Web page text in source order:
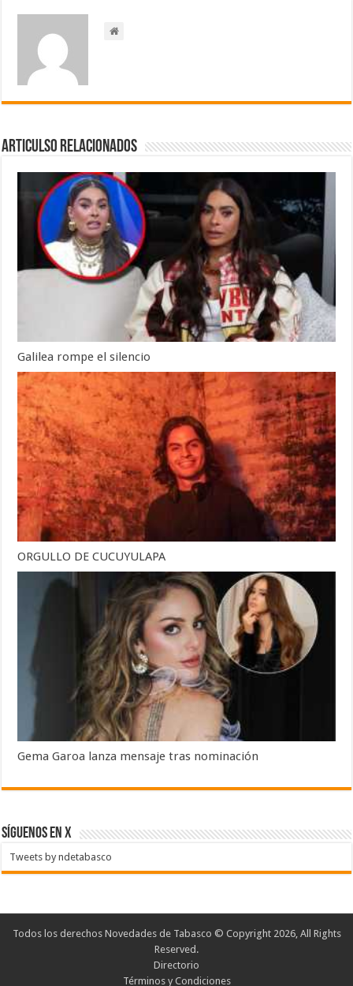
Articulso Relacionados
Galilea rompe el silencio
ORGULLO DE CUCUYULAPA
Gema Garoa lanza mensaje tras nominación
SÍGUENOS EN X
Tweets by ndetabasco
Todos los derechos Novedades de Tabasco © Copyright 2026, All Rights
Reserved.
Directorio
Términos y Condiciones